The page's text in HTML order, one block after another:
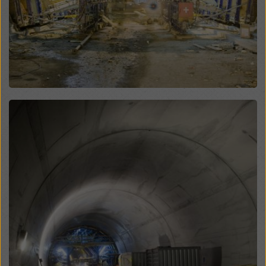
Open
risiko for at myndighetene i disse tredjelandene kan få
tilgang til opplysningene dine for kontroll- og
overvåkingsformål, og at det ikke finnes noen
effektive rettsmidler mot dette. Du kan avvise alle
informasjonskapsler som krever samtykke ved å
klikke på «Avvis» eller ved å justere dine
innstillinger
for informasjonskapslerved å klikke på innstillinger
for informasjonskapsler nederst på dette nettstedet
når som helst trekke tilbake samtykket ditt med
fremtidig virkning og uten å oppgi noen grunn ved å
nederst
på dette nettstedet.
Du finner mer informasjon om våre
informasjonskapsler
tilbyr deg også muligheten til å velge
informasjonskapsler (avanserte innstillinger for
informasjonskapsler).